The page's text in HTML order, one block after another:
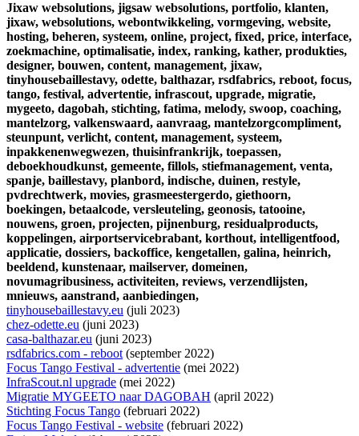
Jixaw websolutions, jigsaw websolutions, portfolio, klanten,
jixaw, websolutions, webontwikkeling, vormgeving, website,
hosting, beheren, systeem, online, project, fixed, price, interface,
zoekmachine, optimalisatie, index, ranking, kather, produkties,
designer, bouwen, content, management, jixaw,
tinyhousebaillestavy, odette, balthazar, rsdfabrics, reboot, focus,
tango, festival, advertentie, infrascout, upgrade, migratie,
mygeeto, dagobah, stichting, fatima, melody, swoop, coaching,
mantelzorg, valkenswaard, aanvraag, mantelzorgcompliment,
steunpunt, verlicht, content, management, systeem,
inpakkenenwegwezen, thuisinfrankrijk, toepassen,
deboekhoudkunst, gemeente, fillols, stiefmanagement, venta,
spanje, baillestavy, planbord, indische, duinen, restyle,
pvdrechtwerk, movies, grasmeestergerdo, giethoorn,
boekingen, betaalcode, versleuteling, geonosis, tatooine,
nouwens, groen, projecten, pijnenburg, residualproducts,
koppelingen, airportservicebrabant, korthout, intelligentfood,
applicatie, dossiers, backoffice, kengetallen, galina, heinrich,
beeldend, kunstenaar, mailserver, domeinen,
novumagribusiness, activiteiten, reviews, verzendlijsten,
mnieuws, aanstrand, aanbiedingen,
tinyhousebaillestavy.eu (juli 2023)
chez-odette.eu (juni 2023)
casa-balthazar.eu (juni 2023)
rsdfabrics.com - reboot(september 2022)
Focus Tango Festival - advertentie (mei 2022)
InfraScout.nl upgrade (mei 2022)
Migratie MYGEETO naar DAGOBAH (april 2022)
Stichting Focus Tango (februari 2022)
Focus Tango Festival - website (februari 2022)